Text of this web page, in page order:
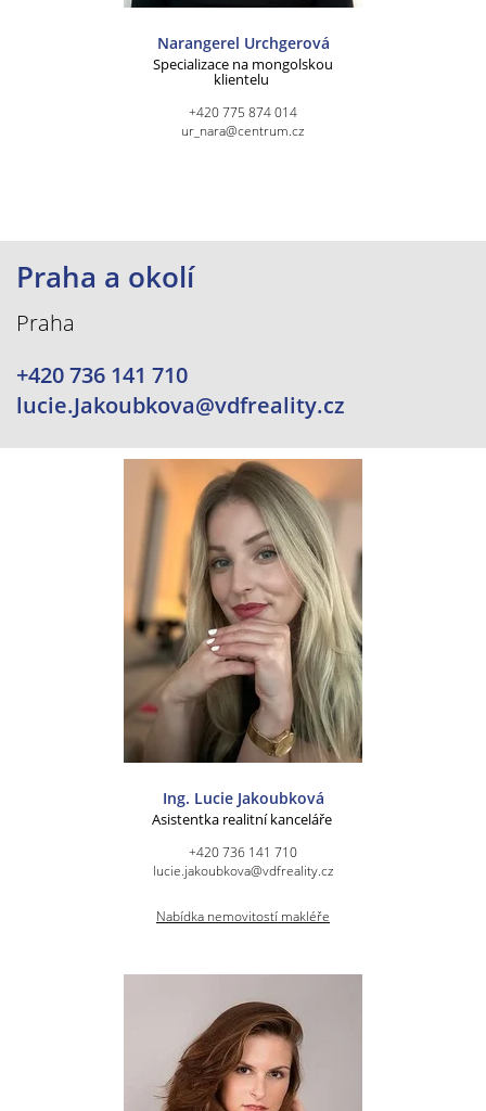
Narangerel Urchgerová
Specializace na mongolskou
klientelu
+420 775 874 014
ur_nara@centrum.cz
Praha a okolí
Praha
+420 736 141 710
lucie.Jakoubkova@vdfreality.cz
Ing. Lucie Jakoubková
Asistentka realitní kanceláře
+420 736 141 710
lucie.jakoubkova@vdfreality.cz
Nabídka nemovitostí makléře